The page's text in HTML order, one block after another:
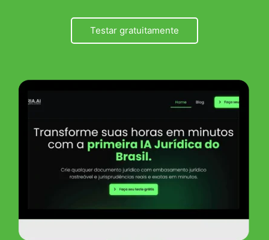
Testar gratuitamente